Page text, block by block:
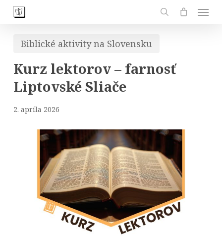
Skip
contentBiblické aktivity na Slovensku
Kurz lektorov – farnosť
Liptovské Sliače
2. apríla 2026